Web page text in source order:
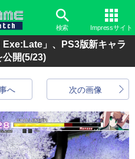
検索 Impressサイト
Exe:Late」、PS3版新キャラ
公開(5/23)
次の画像
へ